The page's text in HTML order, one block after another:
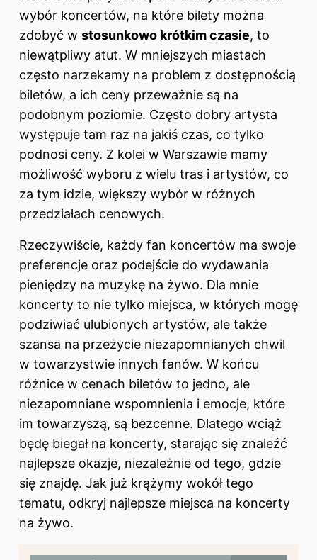
wybór koncertów, na które bilety można
zdobyć w stosunkowo krótkim czasie, to
niewątpliwy atut. W mniejszych miastach
często narzekamy na problem z dostępnością
biletów, a ich ceny przeważnie są na
podobnym poziomie. Często dobry artysta
występuje tam raz na jakiś czas, co tylko
podnosi ceny. Z kolei w Warszawie mamy
możliwość wyboru z wielu tras i artystów, co
za tym idzie, większy wybór w różnych
przedziałach cenowych.
Rzeczywiście, każdy fan koncertów ma swoje
preferencje oraz podejście do wydawania
pieniędzy na muzykę na żywo. Dla mnie
koncerty to nie tylko miejsca, w których mogę
podziwiać ulubionych artystów, ale także
szansa na przeżycie niezapomnianych chwil
w towarzystwie innych fanów. W końcu
różnice w cenach biletów to jedno, ale
niezapomniane wspomnienia i emocje, które
im towarzyszą, są bezcenne. Dlatego wciąż
będę biegał na koncerty, starając się znaleźć
najlepsze okazje, niezależnie od tego, gdzie
się znajdę. Jak już krążymy wokół tego
tematu, odkryj najlepsze miejsca na koncerty
na żywo.